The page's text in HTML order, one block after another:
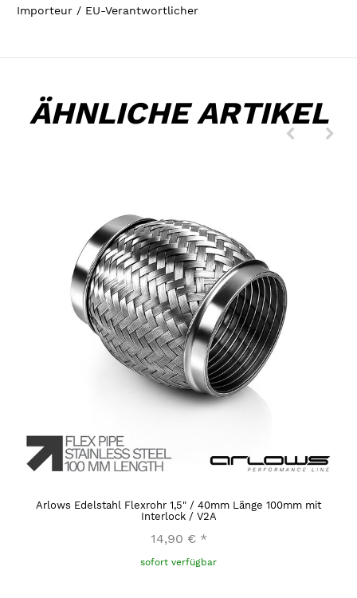
Importeur / EU-Verantwortlicher
ÄHNLICHE ARTIKEL
Arlows Edelstahl Flexrohr 1,5" / 40mm Länge 100mm mit
Interlock / V2A
14,90 € *
sofort verfügbar